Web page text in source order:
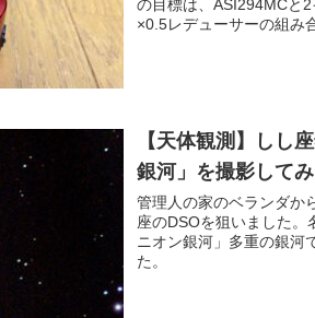
の目標は、ASI294MCと
×0.5レデューサーの組み
【天体観測】しし
銀河」を撮影して
管理人の家のベランダか
座のDSOを狙いました。
ニオン銀河」多重の銀河
た。